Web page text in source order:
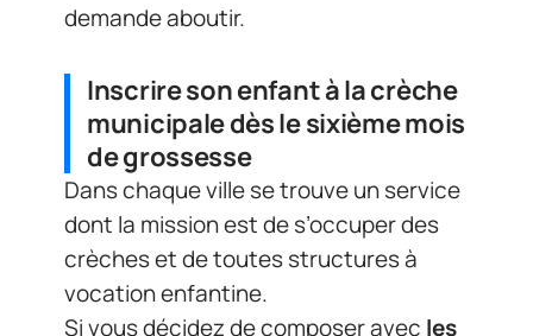
demande aboutir.
Inscrire son enfant à la crèche
municipale dès le sixième mois
de grossesse
Dans chaque ville se trouve un service
dont la mission est de s’occuper des
crèches et de toutes structures à
vocation enfantine.
Si vous décidez de composer avec les